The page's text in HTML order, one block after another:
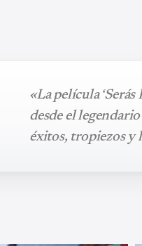
«La película
desde el
éxitos, tropiezos y